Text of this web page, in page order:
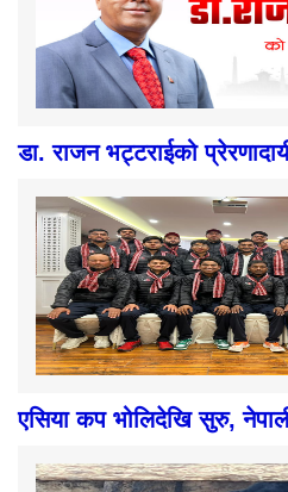
डा. राजन भट्टराईको
एसिया कप भोलिदेखि सुरु,